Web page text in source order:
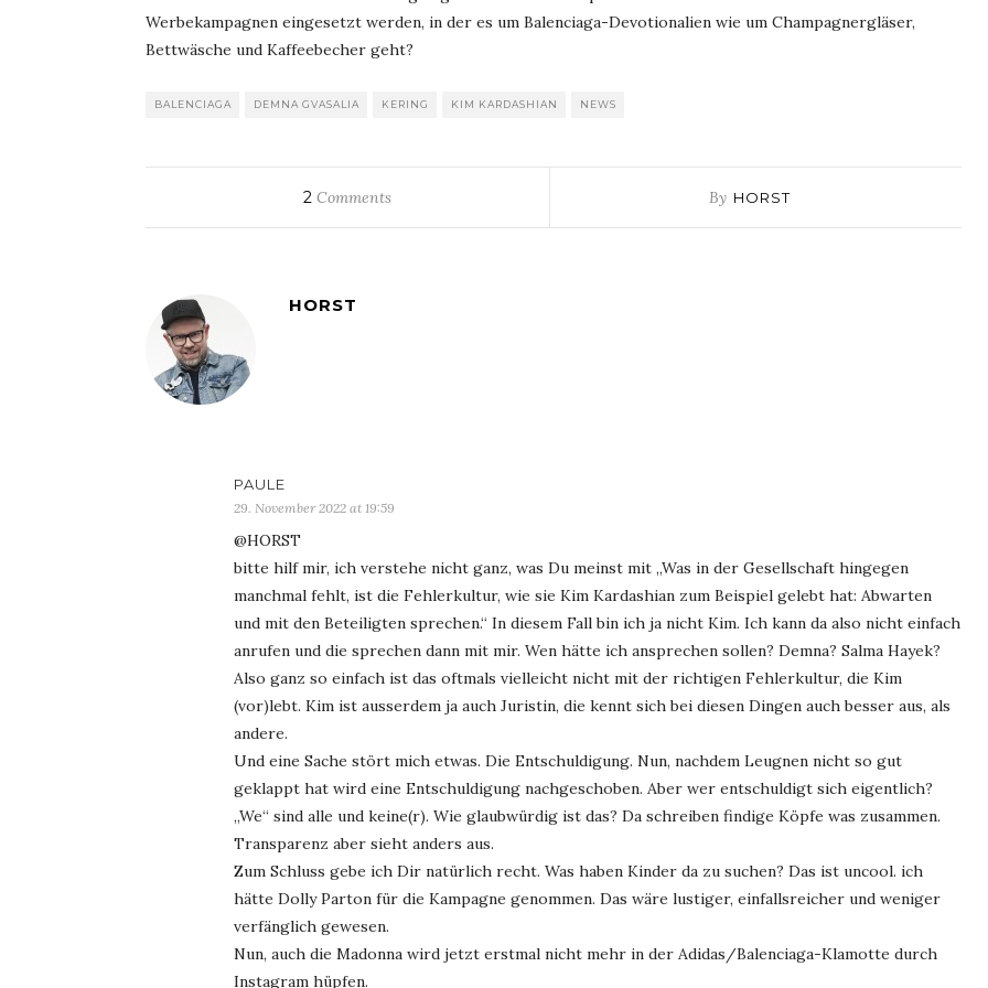
Werbekampagnen eingesetzt werden, in der es um Balenciaga-Devotionalien wie um Champagnergläser,
Bettwäsche und Kaffeebecher geht?
BALENCIAGA DEMNA GVASALIA KERING KIM KARDASHIAN NEWS
2 Comments By HORST
HORST
PAULE
29. November 2022 at 19:59
@HORST
bitte hilf mir, ich verstehe nicht ganz, was Du meinst mit „Was in der Gesellschaft hingegen
manchmal fehlt, ist die Fehlerkultur, wie sie Kim Kardashian zum Beispiel gelebt hat: Abwarten
und mit den Beteiligten sprechen.“ In diesem Fall bin ich ja nicht Kim. Ich kann da also nicht einfach
anrufen und die sprechen dann mit mir. Wen hätte ich ansprechen sollen? Demna? Salma Hayek?
Also ganz so einfach ist das oftmals vielleicht nicht mit der richtigen Fehlerkultur, die Kim
(vor)lebt. Kim ist ausserdem ja auch Juristin, die kennt sich bei diesen Dingen auch besser aus, als
andere.
Und eine Sache stört mich etwas. Die Entschuldigung. Nun, nachdem Leugnen nicht so gut
geklappt hat wird eine Entschuldigung nachgeschoben. Aber wer entschuldigt sich eigentlich?
„We“ sind alle und keine(r). Wie glaubwürdig ist das? Da schreiben findige Köpfe was zusammen.
Transparenz aber sieht anders aus.
Zum Schluss gebe ich Dir natürlich recht. Was haben Kinder da zu suchen? Das ist uncool. ich
hätte Dolly Parton für die Kampagne genommen. Das wäre lustiger, einfallsreicher und weniger
verfänglich gewesen.
Nun, auch die Madonna wird jetzt erstmal nicht mehr in der Adidas/Balenciaga-Klamotte durch
Instagram hüpfen.